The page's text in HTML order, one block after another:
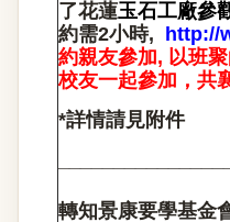
了花蓮玉石工廠參
約需2小時,
http://
約親友參加, 以班
校友一起參加，共
*詳情請見附件
轉知景康要學基金